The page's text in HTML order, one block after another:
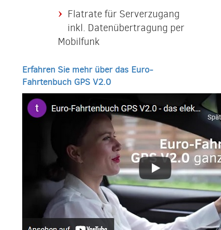
Flatrate für Serverzugang
inkl. Datenübertragung per
Mobilfunk
Erfahren Sie mehr über das Euro-
Fahrtenbuch GPS V2.0